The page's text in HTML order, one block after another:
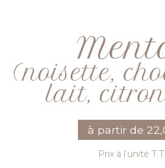
(noisette,
lait,
à partir de
Prix à l’unité